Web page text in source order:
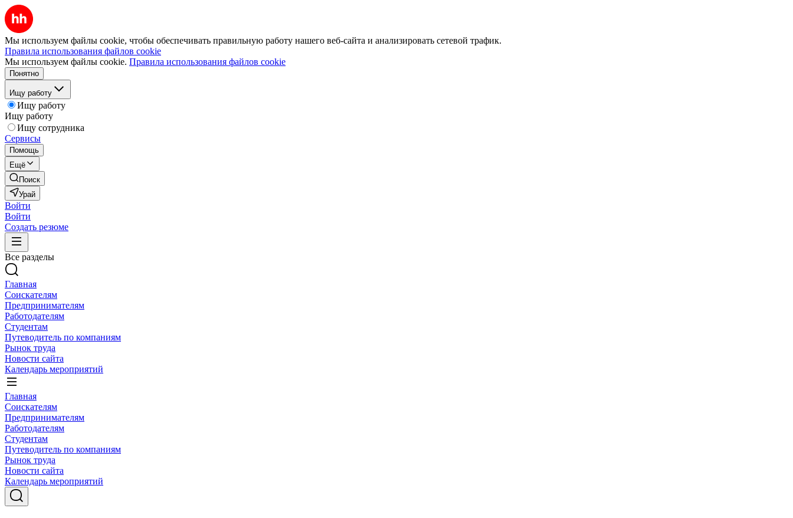
Мы используем файлы cookie, чтобы обеспечивать правильную работу нашего веб-сайта и анализировать сетевой трафик.
Правила использования файлов cookie
Мы используем файлы cookie. Правила использования файлов cookie
Понятно
Ищу работу
Ищу работу
Ищу работу
Ищу сотрудника
Сервисы
Помощь
Ещё
Поиск
Урай
Войти
Войти
Создать резюме
Все разделы
Главная
Соискателям
Предпринимателям
Работодателям
Студентам
Путеводитель по компаниям
Рынок труда
Новости сайта
Календарь мероприятий
Главная
Соискателям
Предпринимателям
Работодателям
Студентам
Путеводитель по компаниям
Рынок труда
Новости сайта
Календарь мероприятий